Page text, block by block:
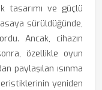
tasarımı ve güçlü
sürüldüğünde,
Ancak, cihazın
özellikle oyun
paylaşılan ısınma
yeniden